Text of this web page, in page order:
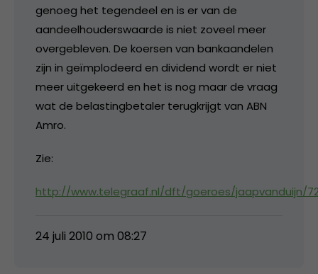
genoeg het tegendeel en is er van de
aandeelhouderswaarde is niet zoveel meer
overgebleven. De koersen van bankaandelen
zijn in geïmplodeerd en dividend wordt er niet
meer uitgekeerd en het is nog maar de vraag
wat de belastingbetaler terugkrijgt van ABN
Amro.
Zie:
http://www.telegraaf.nl/dft/goeroes/jaapvanduijn/
24 juli 2010 om 08:27